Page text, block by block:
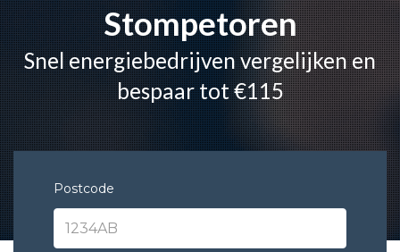
Stompetoren
Snel energiebedrijven vergelijken en
bespaar tot €115
Postcode